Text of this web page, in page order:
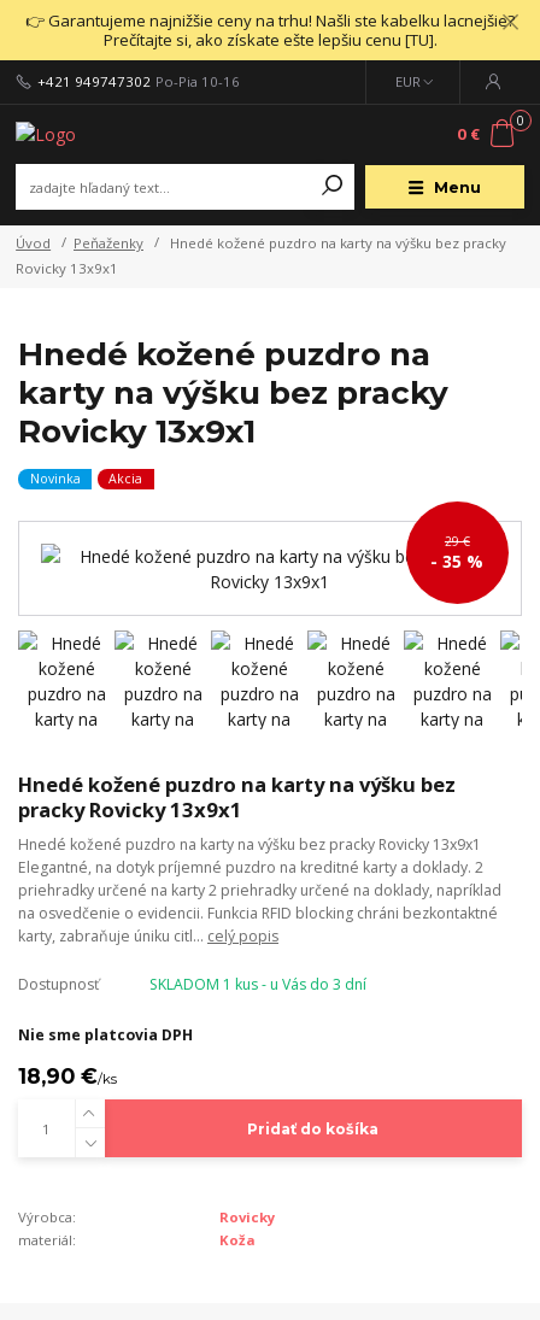
👉 Garantujeme najnižšie ceny na trhu! Našli ste kabelku lacnejšie?
Prečítajte si, ako získate ešte lepšiu cenu [TU].
Menu
EUR
+421 949747302 Po-Pia 10-16
0
0 €
Úvod Peňaženky
Hnedé kožené puzdro na karty na výšku bez pracky
Rovicky 13x9x1
Hnedé kožené puzdro na
karty na výšku bez pracky
Rovicky 13x9x1
Novinka Akcia
29 €
- 35 %
Hnedé kožené puzdro na karty na výšku bez
pracky Rovicky 13x9x1
Hnedé kožené puzdro na karty na výšku bez pracky Rovicky 13x9x1
Elegantné, na dotyk príjemné puzdro na kreditné karty a doklady. 2
priehradky určené na karty 2 priehradky určené na doklady, napríklad
na osvedčenie o evidencii. Funkcia RFID blocking chráni bezkontaktné
karty, zabraňuje úniku citl... celý popis
Dostupnosť SKLADOM 1 kus - u Vás do 3 dní
Nie sme platcovia DPH
18,90 €/ks
Pridať do košíka
Výrobca:
Rovicky
materiál:
Koža